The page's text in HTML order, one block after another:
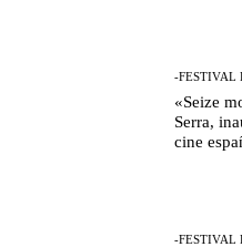
-FESTIVAL
«Seize
Serra,
cine
-FESTIVAL